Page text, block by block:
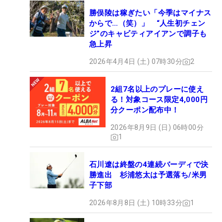
勝俣陵は稼ぎたい「今季はマイナス
からで…（笑）」 “人生初チェン
ジ”のキャビティアイアンで調子も
急上昇
2026年4月4日 (土) 07時30分 2
2組7名以上のプレーに使え
る！対象コース限定4,000円
分クーポン配布中！
2026年8月9日 (日) 06時00分
1
石川遼は終盤の4連続バーディで決
勝進出 杉浦悠太は予選落ち/米男
子下部
2026年8月8日 (土) 10時33分 1